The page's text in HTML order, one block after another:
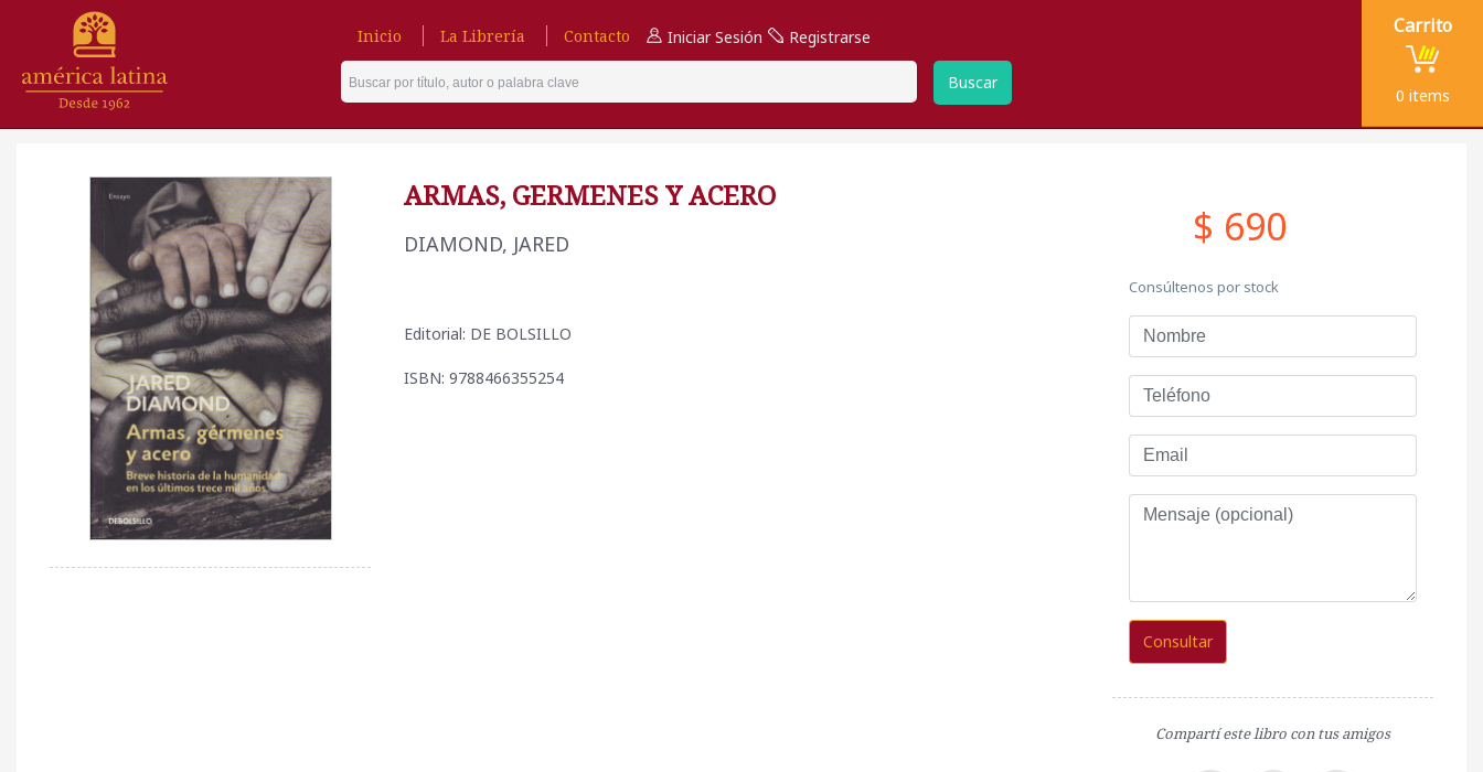
Inicio La Librería Contacto Iniciar Sesión Registrarse
Buscar
Carrito
0 items
ARMAS, GERMENES Y ACERO
DIAMOND, JARED
Editorial: DE BOLSILLO
ISBN: 9788466355254
$ 690
Consúltenos por stock
Nombre
Teléfono
Email
Mensaje
Consultar
Compartí este libro con tus amigos